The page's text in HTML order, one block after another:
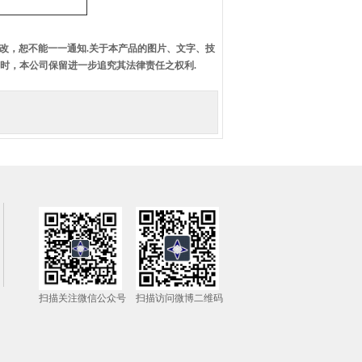
恕不能一一通知.关于本产品的图片、文字、技
，本公司保留进一步追究其法律责任之权利.
扫描访问微博二维码
扫描关注微信公众号